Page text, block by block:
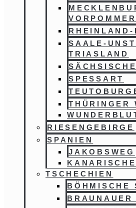
RHEINLAND-
SAALE-
TRIASLAND
SPESSART
THÜRINGER
RIESENGEBIRGE
SPANIEN
JAKOBSWEG
TSCHECHIEN
BÖHMISCHE
BRAUNAUER